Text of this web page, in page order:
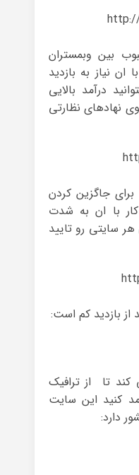
بین وبمستران
نیاز به بازدید
درآمد بالایی
نهادهای نظارتی
جاگزین کردن
با ان به شدت
سایتی رو تایید
بازدید کم است:
تا از ترافیک
کنید این سایت